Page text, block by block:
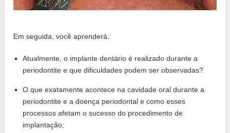
Em seguida, você aprenderá:
Atualmente, o implante dentário é realizado durante a
periodontite e que dificuldades podem ser observadas?
O que exatamente acontece na cavidade oral durante a
periodontite e a doença periodontal e como esses
processos afetam o sucesso do procedimento de
implantação;